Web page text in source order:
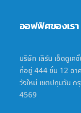
ออฟฟิศของเรา
บริษัท เลิร์น เอ็ดดูเค
ที่อยู่ 444 ชั้น 12 อา
วังใหม่ เขตปทุมวัน
4569